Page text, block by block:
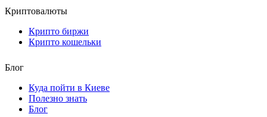
Криптовалюты
Крипто биржи
Крипто кошельки
Блог
Куда пойти в Киеве
Полезно знать
Блог